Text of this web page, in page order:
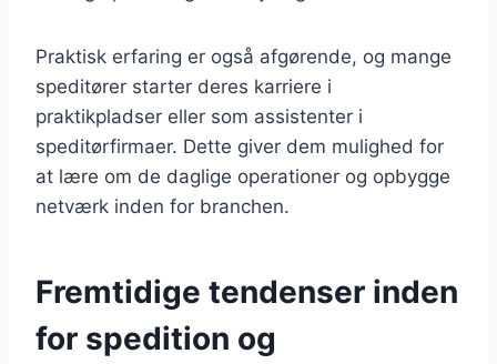
Praktisk erfaring er også afgørende, og mange
speditører starter deres karriere i
praktikpladser eller som assistenter i
speditørfirmaer. Dette giver dem mulighed for
at lære om de daglige operationer og opbygge
netværk inden for branchen.
Fremtidige tendenser inden
for spedition og